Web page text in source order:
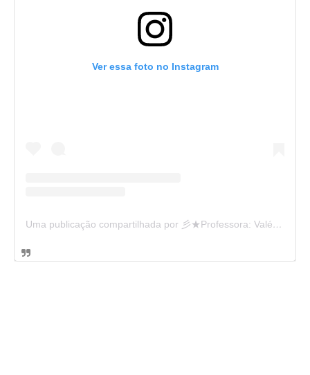
Ver essa foto no Instagram
Uma publicação compartilhada por 彡★Professora: Valéria·.¸¸.· (@ensinandocomcarinho)